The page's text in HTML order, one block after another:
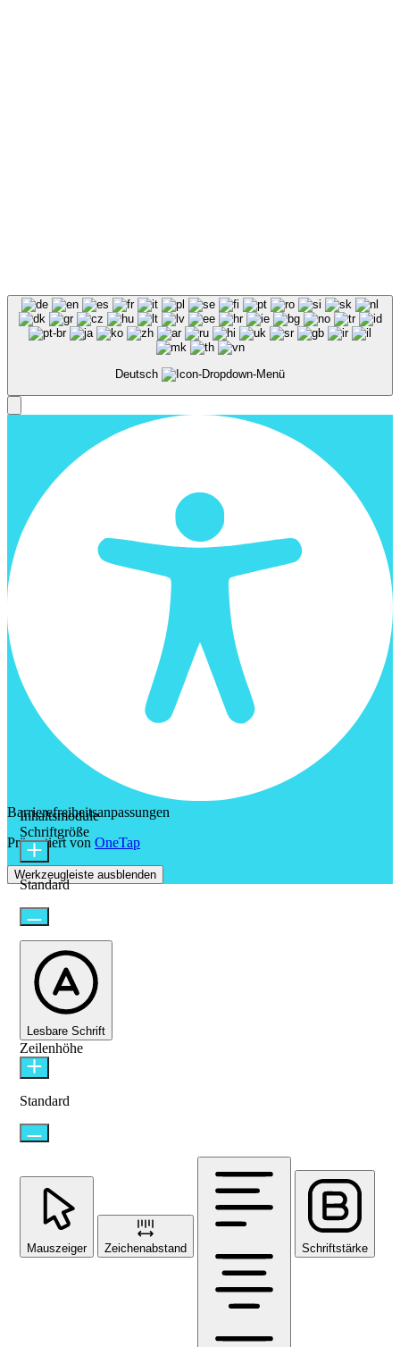
Deutsch
Barrierefreiheitsanpassungen
Präsentiert von OneTap
Werkzeugleiste ausblenden
Inhaltsmodule
Schriftgröße
Standard
Lesbare Schrift
Zeilenhöhe
Standard
Mauszeiger Zeichenabstand Schriftstärke